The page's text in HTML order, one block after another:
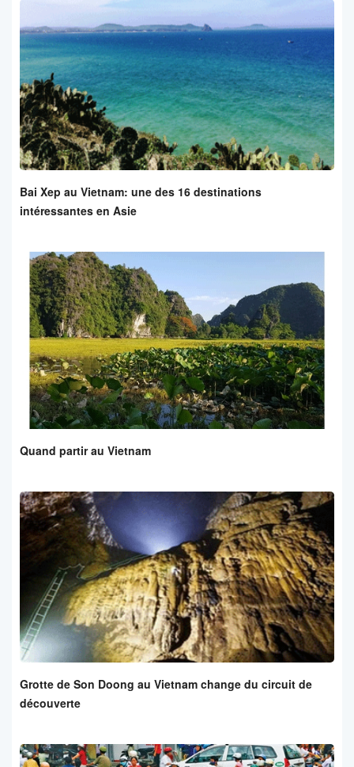
Bai Xep au Vietnam: une des 16 destinations
intéressantes en Asie
Quand partir au Vietnam
Grotte de Son Doong au Vietnam change du circuit de
découverte